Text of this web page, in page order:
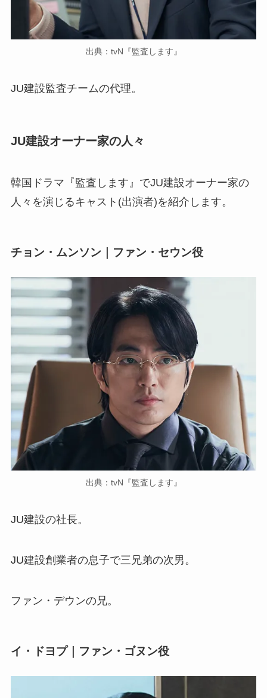
出典：tvN『監査します』
JU建設監査チームの代理。
JU建設オーナー家の人々
韓国ドラマ『監査します』でJU建設オーナー家の
人々を演じるキャスト(出演者)を紹介します。
チョン・ムンソン｜ファン・セウン役
出典：tvN『監査します』
JU建設の社長。
JU建設創業者の息子で三兄弟の次男。
ファン・デウンの兄。
イ・ドヨプ｜ファン・ゴヌン役